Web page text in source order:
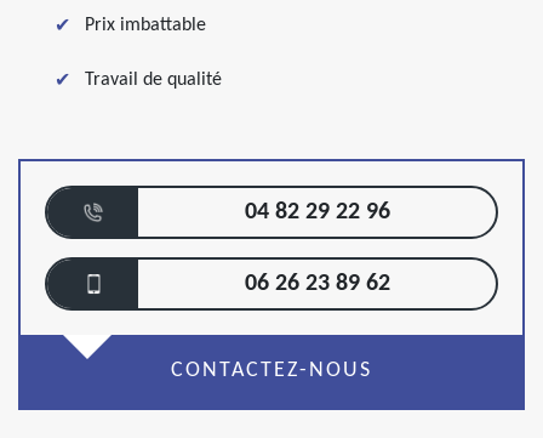
Prix imbattable
Travail de qualité
04 82 29 22 96
06 26 23 89 62
CONTACTEZ-NOUS